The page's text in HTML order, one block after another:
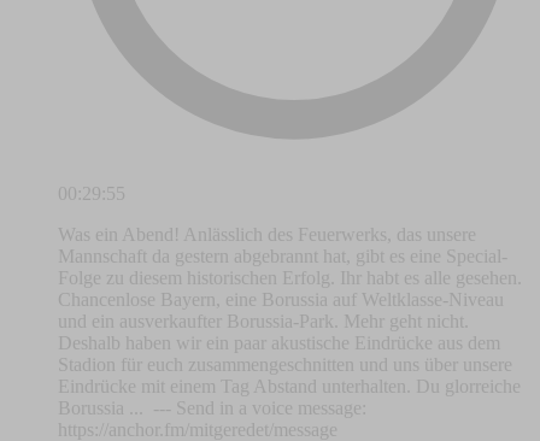
00:29:55
Was ein Abend! Anlässlich des Feuerwerks, das unsere
Mannschaft da gestern abgebrannt hat, gibt es eine Special-
Folge zu diesem historischen Erfolg. Ihr habt es alle gesehen.
Chancenlose Bayern, eine Borussia auf Weltklasse-Niveau
und ein ausverkaufter Borussia-Park. Mehr geht nicht.
Deshalb haben wir ein paar akustische Eindrücke aus dem
Stadion für euch zusammengeschnitten und uns über unsere
Eindrücke mit einem Tag Abstand unterhalten. Du glorreiche
Borussia ... --- Send in a voice message:
https://anchor.fm/mitgeredet/message